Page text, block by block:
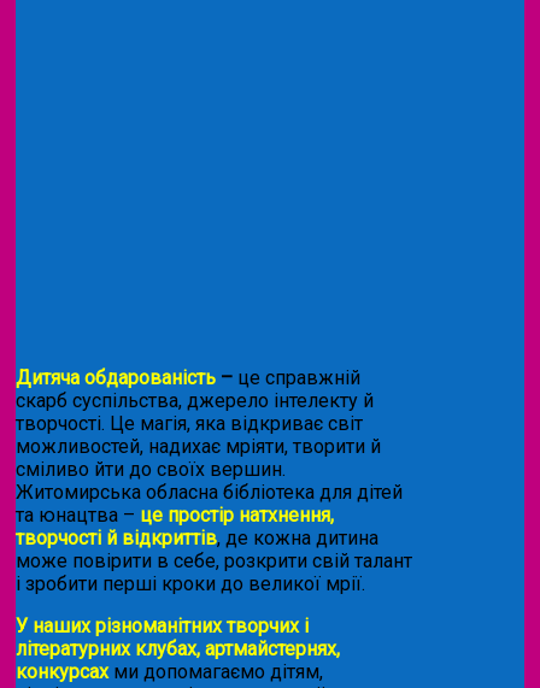
Дитяча обдарованість – це справжній
скарб суспільства, джерело інтелекту й
творчості. Це магія, яка відкриває світ
можливостей, надихає мріяти, творити й
сміливо йти до своїх вершин.
Житомирська обласна бібліотека для дітей
та юнацтва – це простір натхнення,
творчості й відкриттів, де кожна дитина
може повірити в себе, розкрити свій талант
і зробити перші кроки до великої мрії.
У наших різноманітних творчих і
літературних клубах, артмайстернях,
конкурсахми допомагаємо дітям,